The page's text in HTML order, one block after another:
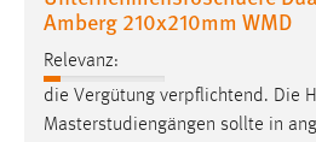
Amberg 210x210mm WMD
Relevanz:
die Vergütung verpflichtend. Die
Masterstudiengängen sollte in